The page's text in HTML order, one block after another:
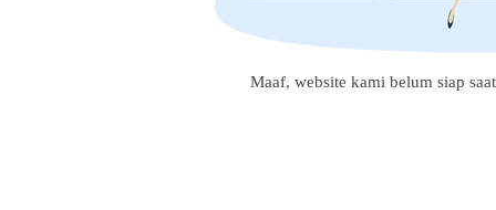
Maaf, website kami belum siap